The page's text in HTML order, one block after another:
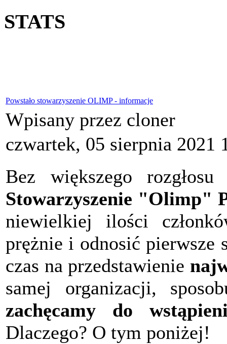
STATS
Powstało stowarzyszenie OLIMP - informacje
Wpisany przez cloner
czwartek, 05 sierpnia 2021
Bez większego
Stowarzyszenie "Olimp"
niewielkiej ilości
prężnie i odnosić pierwsze
czas na przedstawienie
samej organizacji,
zachęcamy do
Dlaczego? O tym poniżej!